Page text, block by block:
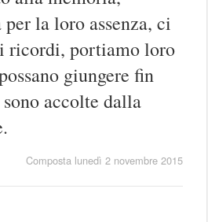
la loro assenza, ci
ricordi, portiamo loro
giungere fin
accolte dalla
Composta lunedì 2 novembre 2015